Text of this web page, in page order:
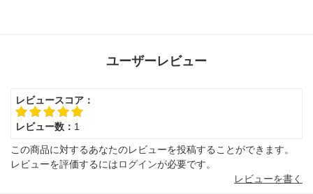
ユーザーレビュー
レビュースコア：
レビュー数： 1
この商品に対するあなたのレビューを投稿することができます。
レビューを評価するにはログインが必要です。
レビューを書く